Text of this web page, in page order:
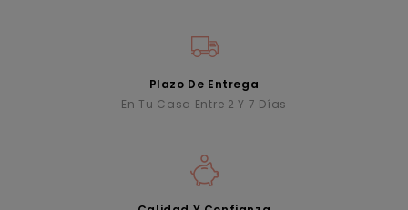
Plazo De Entrega
En Tu Casa Entre 2 Y 7 Días